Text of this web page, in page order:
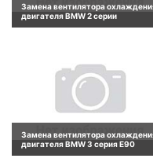
Замена вентилятора
двигателя BMW 2 серии
Замена вентилятора
двигателя BMW 3 серия E90